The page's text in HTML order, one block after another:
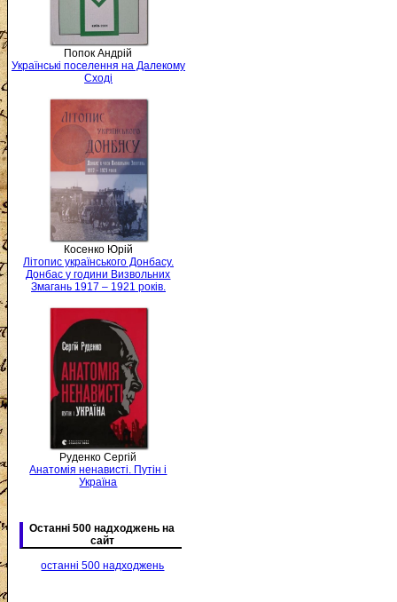
Попок Андрій
Українські поселення на Далекому
Сході
Косенко Юрій
Літопис українського Донбасу.
Донбас у години Визвольних
Змагань 1917 – 1921 років.
Руденко Сергій
Анатомія ненависті. Путін і
Україна
Останні 500 надходжень на
сайт
останні 500 надходжень